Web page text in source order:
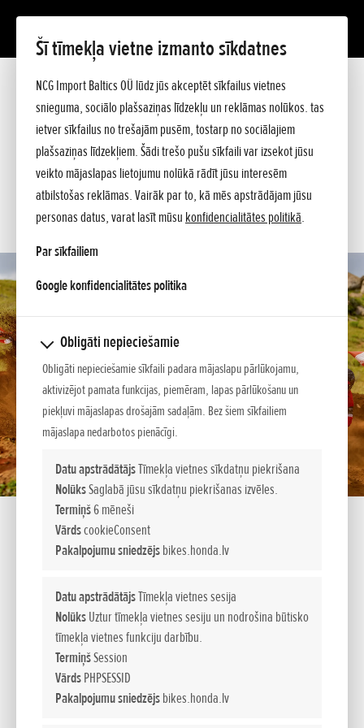
Šī tīmekļa vietne izmanto sīkdatnes
NCG Import Baltics OÜ lūdz jūs akceptēt sīkfailus vietnes
snieguma, sociālo plašsaziņas līdzekļu un reklāmas nolūkos. tas
ietver sīkfailus no trešajām pusēm, tostarp no sociālajiem
plašsaziņas līdzekļiem. Šādi trešo pušu sīkfaili var izsekot jūsu
veikto mājaslapas lietojumu nolūkā rādīt jūsu interesēm
atbilstošas reklāmas. Vairāk par to, kā mēs apstrādājam jūsu
personas datus, varat lasīt mūsu konfidencialitātes politikā.
Par sīkfailiem
Google konfidencialitātes politikaopens in a new tab
Obligāti nepieciešamie
Obligāti nepieciešamie sīkfaili padara mājaslapu pārlūkojamu,
aktivizējot pamata funkcijas, piemēram, lapas pārlūkošanu un
piekļuvi mājaslapas drošajām sadaļām. Bez šiem sīkfailiem
mājaslapa nedarbotos pienācīgi.
Datu apstrādātājsTīmekļa vietnes sīkdatņu piekrišana
NolūksSaglabā jūsu sīkdatņu piekrišanas izvēles.
Termiņš6 mēneši
VārdscookieConsent
Pakalpojumu sniedzējsbikes.honda.lv
Datu apstrādātājsTīmekļa vietnes sesija
NolūksUztur tīmekļa vietnes sesiju un nodrošina būtisko
tīmekļa vietnes funkciju darbību.
TermiņšSession
VārdsPHPSESSID
Pakalpojumu sniedzējsbikes.honda.lv
2026 CRF450R
Prezentācija
Tehniskie dati
Cenrādis
Jautājiet sīkāku informāciju
PIEDĀVĀJUMS
SERVISA LAIKS
KONTAKTI
Uzvaroša priekšrocība
Mūsu CRF450R spēles noteikumus mainīja jau 2002. gadā.
Pateicoties nepārtrauktai HRC veiktajai izstrādei un labāko
MXGP braucēju sniegtajai pieredzei, tas no pašiem